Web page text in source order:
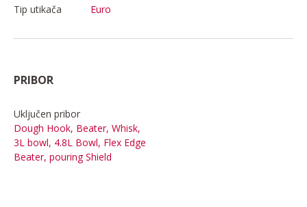
Tip utikača Euro
PRIBOR
Uključen pribor
Dough Hook, Beater, Whisk,
3L bowl, 4.8L Bowl, Flex Edge
Beater, pouring Shield